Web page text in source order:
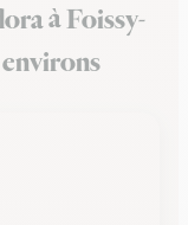
à Foissy-